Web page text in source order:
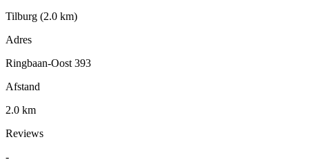
Tilburg (2.0 km)
Adres
Ringbaan-Oost 393
Afstand
2.0 km
Reviews
-